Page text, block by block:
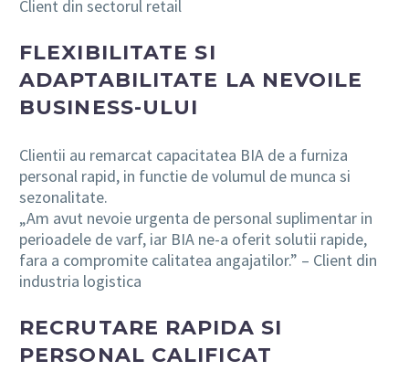
Client din sectorul retail
FLEXIBILITATE SI
ADAPTABILITATE LA NEVOILE
BUSINESS-ULUI
Clientii au remarcat capacitatea BIA de a furniza
personal rapid, in functie de volumul de munca si
sezonalitate.
„Am avut nevoie urgenta de personal suplimentar in
perioadele de varf, iar BIA ne-a oferit solutii rapide,
fara a compromite calitatea angajatilor.” – Client din
industria logistica
RECRUTARE RAPIDA SI
PERSONAL CALIFICAT